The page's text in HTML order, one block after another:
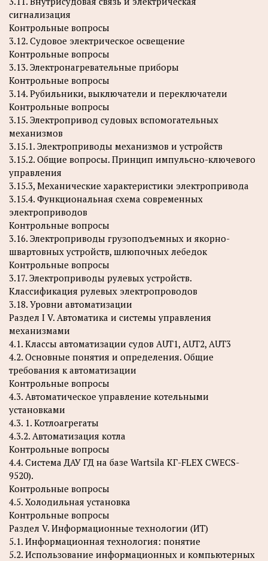
сигнализация
Контрольные вопросы
3.12. Судовое электрическое освещение
Контрольные вопросы
3.13. Электронагревательные приборы
Контрольные вопросы
3.14. Рубильники, выключатели и переключатели
Контрольные вопросы
3.15. Электропривод судовых вспомогательных
механизмов
3.15.1. Электроприводы механизмов и устройств
3.15.2. Общие вопросы. Принцип импульсно-ключевого
управления
3.15.3, Механические характеристики электропривода
3.15.4. Функциональная схема современных
электроприводов
Контрольные вопросы
3.16. Электроприводы грузоподъемных и якорно-
швартовных устройств, шлюпочных лебедок
Контрольные вопросы
3.17. Электроприводы рулевых устройств.
Классификация рулевых электропроводов
3.18. Уровни автоматизации
Раздел I V. Автоматика и системы управления
механизмами
4.1. Классы автоматизации судов AUT1, AUT2, AUT3
4.2. Основные понятия и определения. Общие
требования к автоматизации
Контрольные вопросы
4.3. Автоматическое управление котельными
установками
4.3. 1. Котлоагрегаты
4.3.2. Автоматизация котла
Контрольные вопросы
4.4. Система ДАУ ГД на базе Wartsila КГ-FLEX CWECS-
9520).
Контрольные вопросы
4.5. Холодильная установка
Контрольные вопросы
Раздел V. Информационные технологии (ИТ)
5.1. Информационная технология: понятие
5.2. Использование информационных и компьютерных